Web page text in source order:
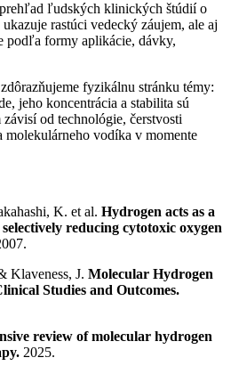
ľudských klinických štúdií o
rastúci vedecký záujem, ale aj
podľa formy aplikácie, dávky,
fyzikálnu stránku témy:
jeho koncentrácia a stabilita sú
od technológie, čerstvosti
molekulárneho vodíka v momente
K. et al. Hydrogen acts as a
reducing cytotoxic oxygen
Klaveness, J. Molecular Hydrogen
Studies and Outcomes.
review of molecular hydrogen
2025.